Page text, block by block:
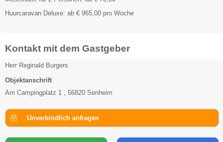
Huurcaravan Deluxe: ab € 965,00 pro Woche
Kontakt mit dem Gastgeber
Herr Reginald Burgers
Objektanschrift
Am Campingplatz 1 , 56820 Senheim
Unverbindlich anfragen